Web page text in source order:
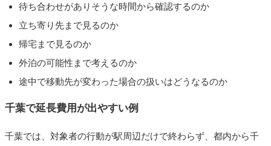
待ち合わせがありそうな時間から確認するのか
立ち寄り先まで見るのか
帰宅まで見るのか
外泊の可能性まで考えるのか
途中で移動先が変わった場合の扱いはどうなるのか
千葉で延長費用が出やすい例
千葉では、対象者の行動が駅周辺だけで終わらず、都内から千